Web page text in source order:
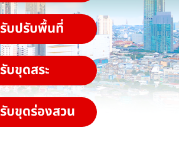
รับปรับพื้นที่
รับขุดสระ
รับขุดร่องสวน